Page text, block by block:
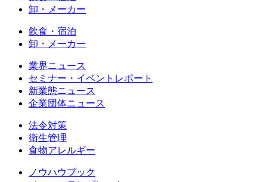
卸・メーカー
飲食・宿泊
卸・メーカー
業界ニュース
セミナー・イベントレポート
新業態ニュース
企業団体ニュース
法令対策
衛生管理
食物アレルギー
ノウハウブック